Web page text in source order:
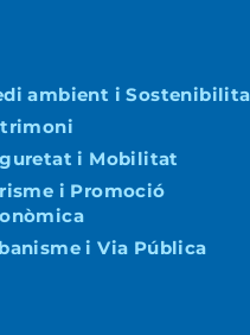
ambient i
i Mobilitat
i Promoció
i Via Pública